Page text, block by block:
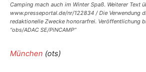
Camping mach auch im Winter Spaß. Weiterer Text
www.presseportal.de/nr/122834 / Die Verwendung
redaktionelle Zwecke honorarfrei. Veröffentlichung
“obs/ADAC SE/PiNCAMP”
München (ots)